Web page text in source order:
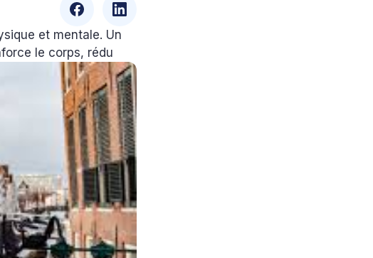
et mentale. Un
le corps, rédu